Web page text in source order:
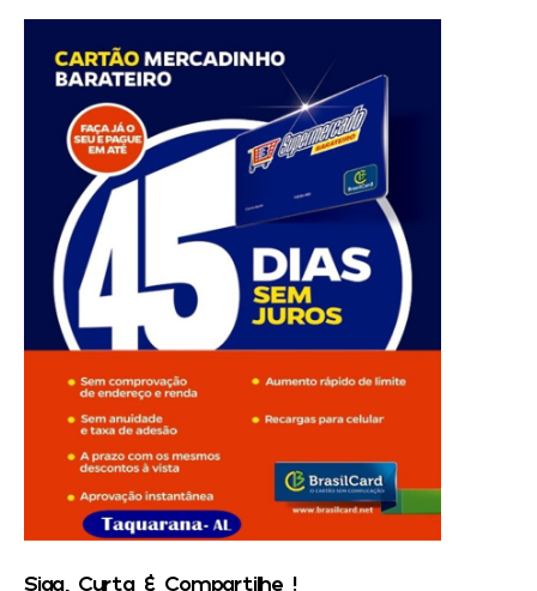
Siga, Curta & Compartilhe !